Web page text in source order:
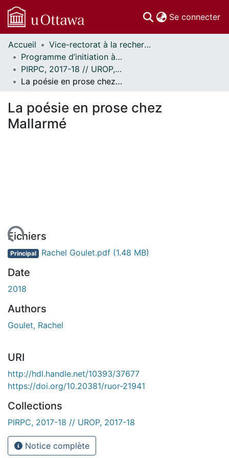
Se connecter
Communautés
et collections
Parcourir
Statistiques
À propos
Accueil
Vice-rectorat à la recherche // Office of the V-P, Research
Programme d’initiation à la recherche au premier cycle (PIRPC) // Undergraduate Research Opportunity Program (UROP)
PIRPC, 2017-18 // UROP, 2017-18
La poésie en prose chez Mallarmé
La poésie en prose chez
Mallarmé
Fichiers
Principal Rachel Goulet.pdf (1.48 MB)
Date
2018
Authors
Goulet, Rachel
URI
http://hdl.handle.net/10393/37677
https://doi.org/10.20381/ruor-21941
Collections
PIRPC, 2017-18 // UROP, 2017-18
Notice complète